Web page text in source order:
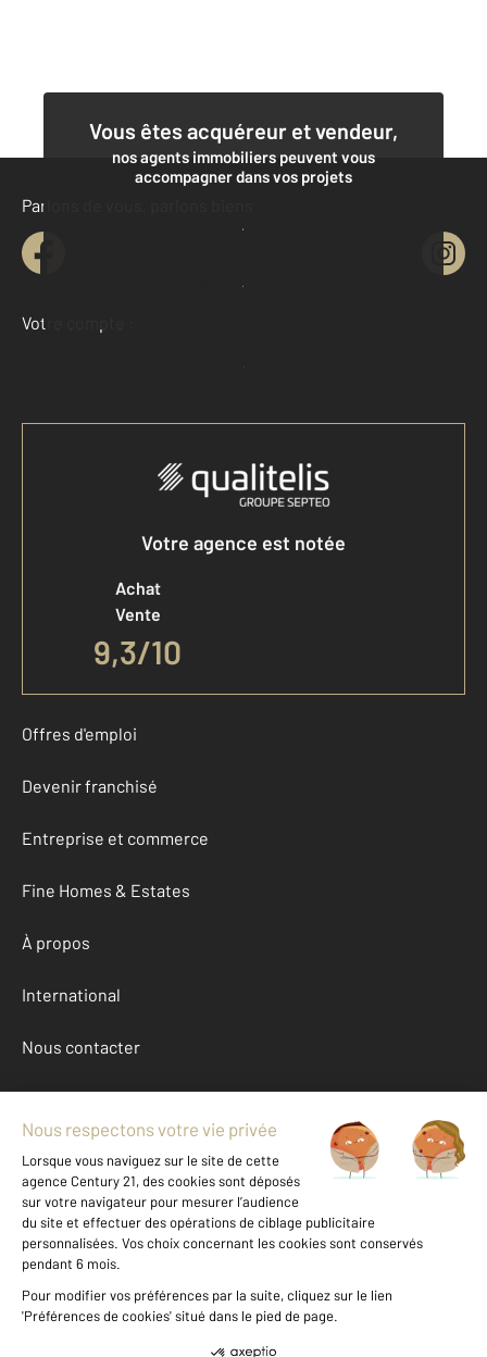
Vous êtes acquéreur et vendeur,
nos agents immobiliers peuvent vous
accompagner dans vos projets
Contacter l'agence
Demander une estimation
Parlons de vous, parlons biens
Votre compte :
Accéder à mon compte
Votre agence est notée
Achat
Vente
9,3/10
Offres d'emploi
Devenir franchisé
Entreprise et commerce
Fine Homes & Estates
À propos
International
Nous contacter
Mentions légales & CGU et Barèmes d'honoraires
Données personnelles
Gestionnaire des cookies
Achat appartement autour de LE LAVANDOU (83980)